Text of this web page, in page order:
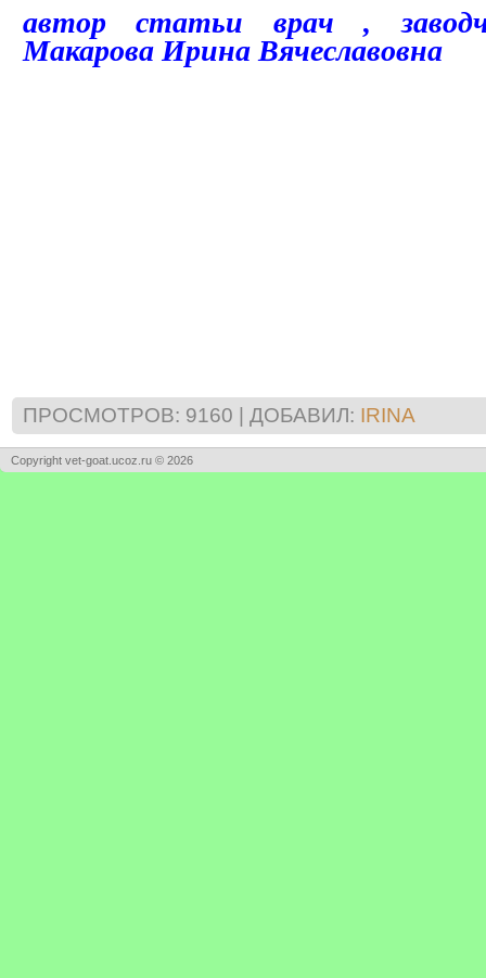
автор статьи врач ,
Макарова Ирина Вячеславовна
ПРОСМОТРОВ: 9160 ДОБАВИЛ: IRINA
Copyright vet-goat.ucoz.ru © 2026